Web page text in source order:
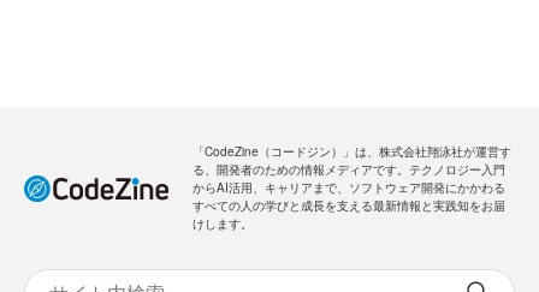
「CodeZine（コードジン）」は、株式会社翔泳社が運営す
る、開発者のための情報メディアです。テクノロジー入門
からAI活用、キャリアまで、ソフトウェア開発にかかわる
すべての人の学びと成長を支える最新情報と実践知をお届
けします。